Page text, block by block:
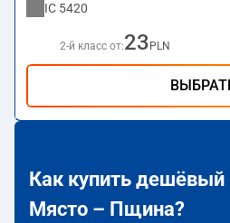
IC 5420
2-й класс от:23 PLN
Как купить дешёвый
Място – Пщина?